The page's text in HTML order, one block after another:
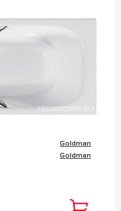
Goldman
Goldman